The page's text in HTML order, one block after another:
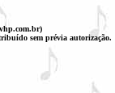
sem prévia autorização.